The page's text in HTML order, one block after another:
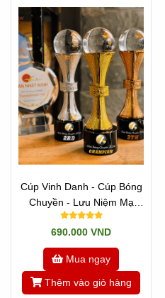
Cúp Vinh Danh - Cúp Bóng
Chuyền - Lưu Niệm Mạ
Vàng 2
690.000 VND
Mua ngay
Thêm vào giỏ hàng